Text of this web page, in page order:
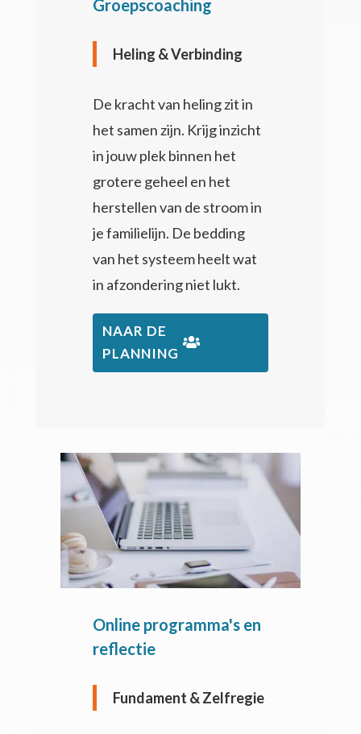
Groepscoaching
Heling & Verbinding
De kracht van heling zit in
het samen zijn. Krijg inzicht
in jouw plek binnen het
grotere geheel en het
herstellen van de stroom in
je familielijn. De bedding
van het systeem heelt wat
in afzondering niet lukt.
NAAR DE
PLANNING
Online programma's en
reflectie
Fundament & Zelfregie